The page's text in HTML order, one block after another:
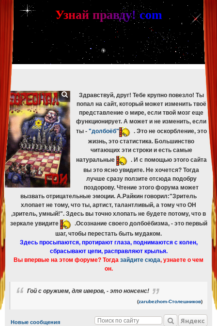
[phpBB Debug] PHP Warning : in file [ROOT]/phpbb/db/driver/mysqli.php
mysqli_fetch_assoc(): Couldn't fetch mysqli_result
[phpBB Debug] PHP Warning: in file[ROOT]/phpbb/db/driver/mysqli.php 329
mysqli_free_result(): Couldn't fetch mysqli_result
[phpBB Debug] PHP Warning
[ROOT]/phpbb/db/driver/mysqli.php on line 265
mysqli_fetch_assoc(): Couldn't fetch mysqli_result
[phpBB Debug] PHP Warning
: in file [ROOT]/phpbb/db/driver/mysqli.php on line329
mysqli_free_result(): Couldn't fetch mysqli_result
[phpBB Debug] PHP Warning: in file [ROOT]/phpbb/db/driver/mysqli.php on line 265
mysqli_fetch_assoc(): Couldn't fetch mysqli_result
[phpBB Debug] PHP Warning
[ROOT]/phpbb/db/driver/mysqli.php on line329:
mysqli_free_result(): Couldn't fetch mysqli_result
Узнай правду! com
Здравствуй, друг! Тебе крупно повезло! Ты
попал на сайт, который может изменить твоё
представление о мире, если твой мозг еще
функционирует. А может и не изменить, если
ты - "долбоёб"
. Это не оскорбление, это
жизнь, это статистика. Большинство
читающих эти строки и есть самые
натуральные
. И с помощью этого сайта
вы это ясно увидите. Не хочется? Тогда
лучше сразу ползите отсюда подобру
поздорову. Чтение этого форума может
вызвать отрицательные эмоции. А.Райкин говорил:"Зритель
хлопает не тому, что ты, артист, талантливый, а тому что ОН
,зритель, умный!". Здесь вы точно хлопать не будете потому, что в
зеркале увидите
.Осознание своего долбоёбизма, - это первый
шаг, чтобы перестать быть мудаком.
Здесь просыпаются, протирают глаза, поднимаются с колен,
сбрасывают цепи, расправляют крылья.
Вы впервые на этом форуме? Тогда зайдите сюда, узнаете о чем
он.
Гой с оружием, для иверов, - это нонсенс!
(zarubezhom-Столешников)
Новые сообщения Яндекс